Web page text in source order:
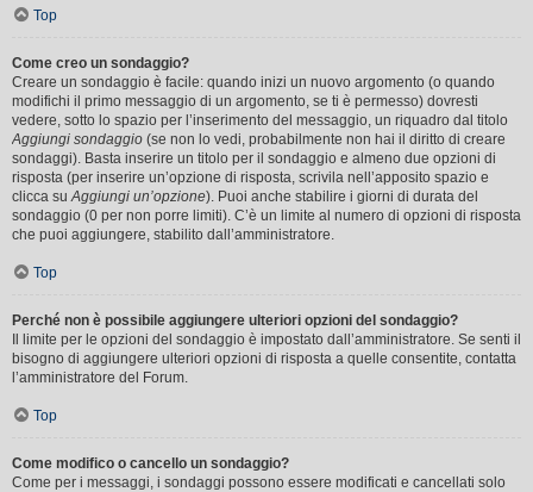
Top
Come creo un sondaggio?
Creare un sondaggio è facile: quando inizi un nuovo argomento (o quando
modifichi il primo messaggio di un argomento, se ti è permesso) dovresti
vedere, sotto lo spazio per l’inserimento del messaggio, un riquadro dal titolo
Aggiungi sondaggio (se non lo vedi, probabilmente non hai il diritto di creare
sondaggi). Basta inserire un titolo per il sondaggio e almeno due opzioni di
risposta (per inserire un’opzione di risposta, scrivila nell’apposito spazio e
clicca suAggiungi un’opzione). Puoi anche stabilire i giorni di durata del
sondaggio (0 per non porre limiti). C’è un limite al numero di opzioni di risposta
che puoi aggiungere, stabilito dall’amministratore.
Top
Perché non è possibile aggiungere ulteriori opzioni del sondaggio?
Il limite per le opzioni del sondaggio è impostato dall’amministratore. Se senti il
bisogno di aggiungere ulteriori opzioni di risposta a quelle consentite, contatta
l’amministratore del Forum.
Top
Come modifico o cancello un sondaggio?
Come per i messaggi, i sondaggi possono essere modificati e cancellati solo